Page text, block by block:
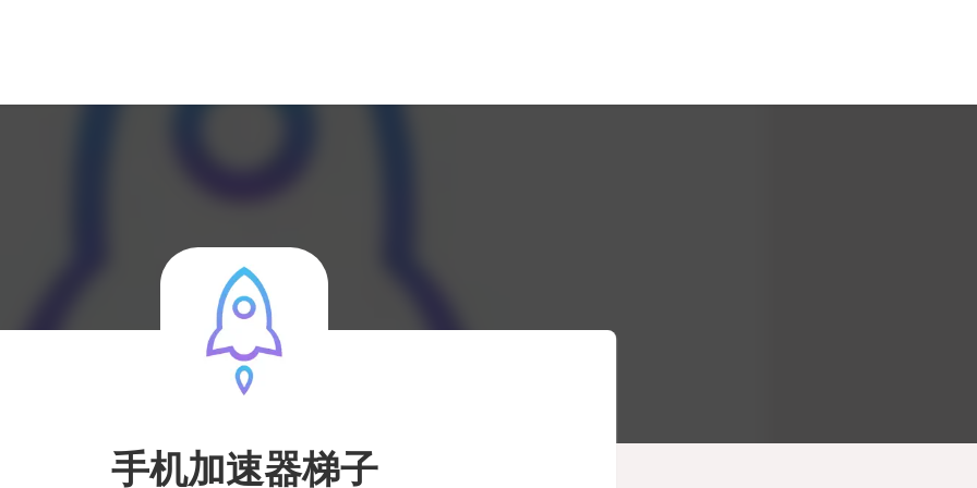
手机加速器梯子